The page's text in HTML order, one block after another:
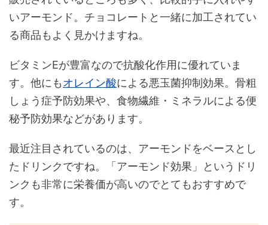
いアーモンド。チョコレートと一緒に加工されてい
る商品もよく見かけますね。
ビタミンEが豊富なので抗酸化作用に優れていま
す。他にもオレイン酸による悪玉菌抑制効果。骨粗
しょう症予防効果や、食物繊維・ミネラルによる便
秘予防効果などがあります。
最近注目されているのは、アーモンドをベースとし
たドリンクですね。「アーモンド効果」というドリ
ンクも非常に栄養価が高いのでとてもおすすめで
す。